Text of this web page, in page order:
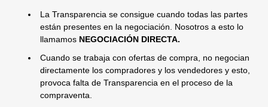
La Transparencia se consigue cuando todas las partes
están presentes en la negociación. Nosotros a esto lo
llamamos NEGOCIACIÓN DIRECTA.
Cuando se trabaja con ofertas de compra, no negocian
directamente los compradores y los vendedores y esto,
provoca falta de Transparencia en el proceso de la
compraventa.